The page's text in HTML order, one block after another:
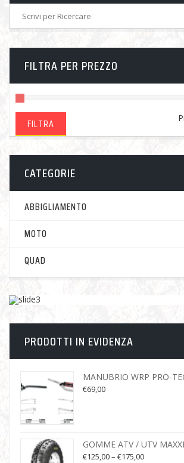
FILTRA PER PREZZO
FILTRA
CATEGORIE
ABBIGLIAMENTO
MOTO
QUAD
PRODOTTI IN EVIDENZA
MANUBRIO WRP PRO-
€69,00
GOMME ATV / UTV
€125,00– €175,00